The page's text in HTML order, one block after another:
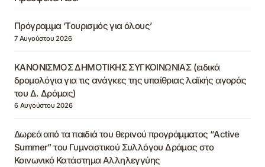
Πρόγραμμα ‘Τουρισμός για όλους’
7 Αυγούστου 2026
ΚΑΝΟΝΙΣΜΟΣ ΔΗΜΟΤΙΚΗΣ ΣΥΓΚΟΙΝΩΝΙΑΣ (ειδικά
δρομολόγια για τις ανάγκες της υπαίθριας λαϊκής αγοράς
του Δ. Δράμας)
6 Αυγούστου 2026
Δωρεά από τα παιδιά του θερινού προγράμματος “Active
Summer” του Γυμναστικού Συλλόγου Δράμας στο
Κοινωνικό Κατάστημα Αλληλεγγύης